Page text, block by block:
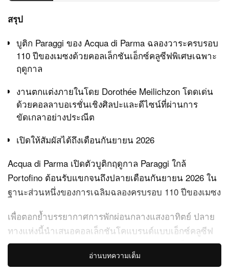
สรุป
บูติก Paraggi ของ Acqua di Parma ฉลองวาระครบรอบ
110 ปีของเมซงด้วยคอลเล็กชันเอ็กซ์คลูซีฟพิเศษเฉพาะ
ฤดูกาล
งานตกแต่งภายในโดย Dorothée Meilichzon โดดเด่น
ด้วยคอลลาบอเรชั่นเชิงศิลปะและดีไซน์ที่ผ่านการ
ขัดเกลาอย่างประณีต
เปิดให้สัมผัสได้ถึงเดือนกันยายน 2026
Acqua di Parma เปิดตัวบูติกฤดูกาล Paraggi ใกล้
Portofino ต้อนรับแขกจนถึงปลายเดือนกันยายน 2026 ใน
ฐานะส่วนหนึ่งของการเฉลิมฉลองครบรอบ 110 ปีของเมซง
เพื่อตอกย้ำบรรยากาศการพักผ่อนกลางแสงอาทิตย์ ปลาย
ทางแห่งนี้นำเสนอคอลเล็กชันโคแบรนด์แบบเอ็กซ์คลูซีฟ
ภายใต้ชื่อ “Acqua di Parma for Langosteria” เซ็ตโป
รดักต์คัดสรรประกอบด้วยขวดเซรามิกออกแบบพิเศษ
อ่านบทความเต็ม